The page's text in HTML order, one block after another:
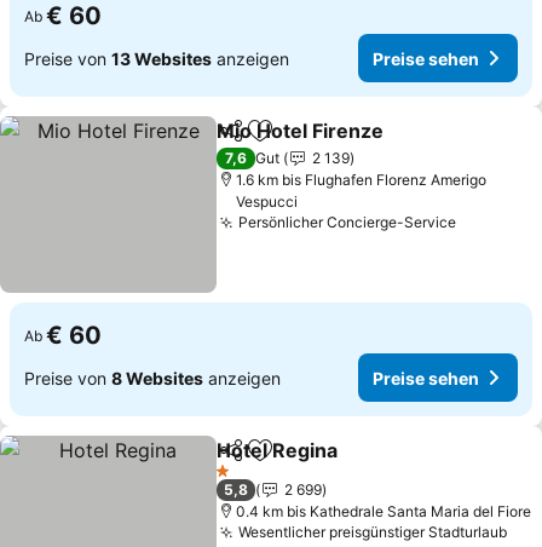
Ab € 60
Preise von 13 Websites anzeigen Preise sehen
TeilenZu Favoriten hinzufügen
Mio Hotel Firenze
7,6 Gut
2 139
1.6 km bis Flughafen Florenz Amerigo
Vespucci
Persönlicher Concierge-Service
Ab € 60
Preise von 8 Websites anzeigen Preise sehen
TeilenZu Favoriten hinzufügen
Hotel Regina
1 Sterne
5,8
2 699
0.4 km bis Kathedrale Santa Maria del Fiore
Wesentlicher preisgünstiger Stadturlaub